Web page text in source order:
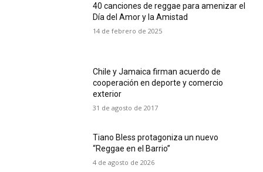
40 canciones de reggae para amenizar el
Día del Amor y la Amistad
14 de febrero de 2025
Chile y Jamaica firman acuerdo de
cooperación en deporte y comercio
exterior
31 de agosto de 2017
Tiano Bless protagoniza un nuevo
“Reggae en el Barrio”
4 de agosto de 2026